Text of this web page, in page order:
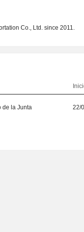
Co., Ltd. since 2011.
de la Junta 22/